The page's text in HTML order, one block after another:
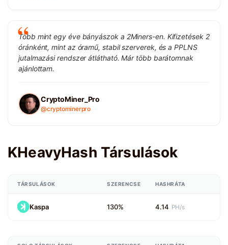
Több mint egy éve bányászok a 2Miners-en. Kifizetések 2
óránként, mint az óramű, stabil szerverek, és a PPLNS
jutalmazási rendszer átlátható. Már több barátomnak
ajánlottam.
CryptoMiner_Pro
@cryptominerpro
KHeavyHash Társulások
TÁRSULÁSOK SZERENCSE HASHRÁTA
Kaspa 130% 4.14 PH/s